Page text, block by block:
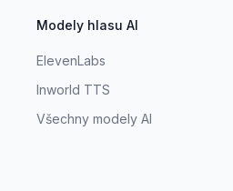
Modely hlasu AI
ElevenLabs
Inworld TTS
Všechny modely AI